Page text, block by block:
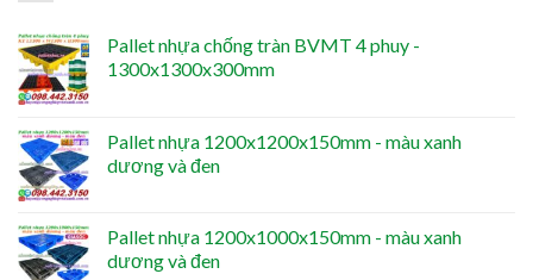
Pallet nhựa chống tràn BVMT 4 phuy -
1300x1300x300mm
Pallet nhựa 1200x1200x150mm - màu xanh
dương và đen
Pallet nhựa 1200x1000x150mm - màu xanh
dương và đen